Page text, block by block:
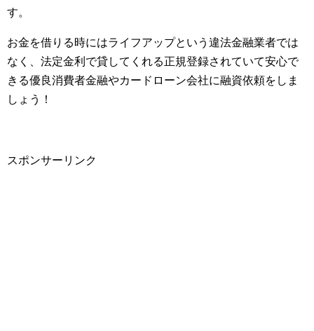
す。
お金を借りる時にはライフアップという違法金融業者では
なく、法定金利で貸してくれる正規登録されていて安心で
きる優良消費者金融やカードローン会社に融資依頼をしま
しょう！
スポンサーリンク